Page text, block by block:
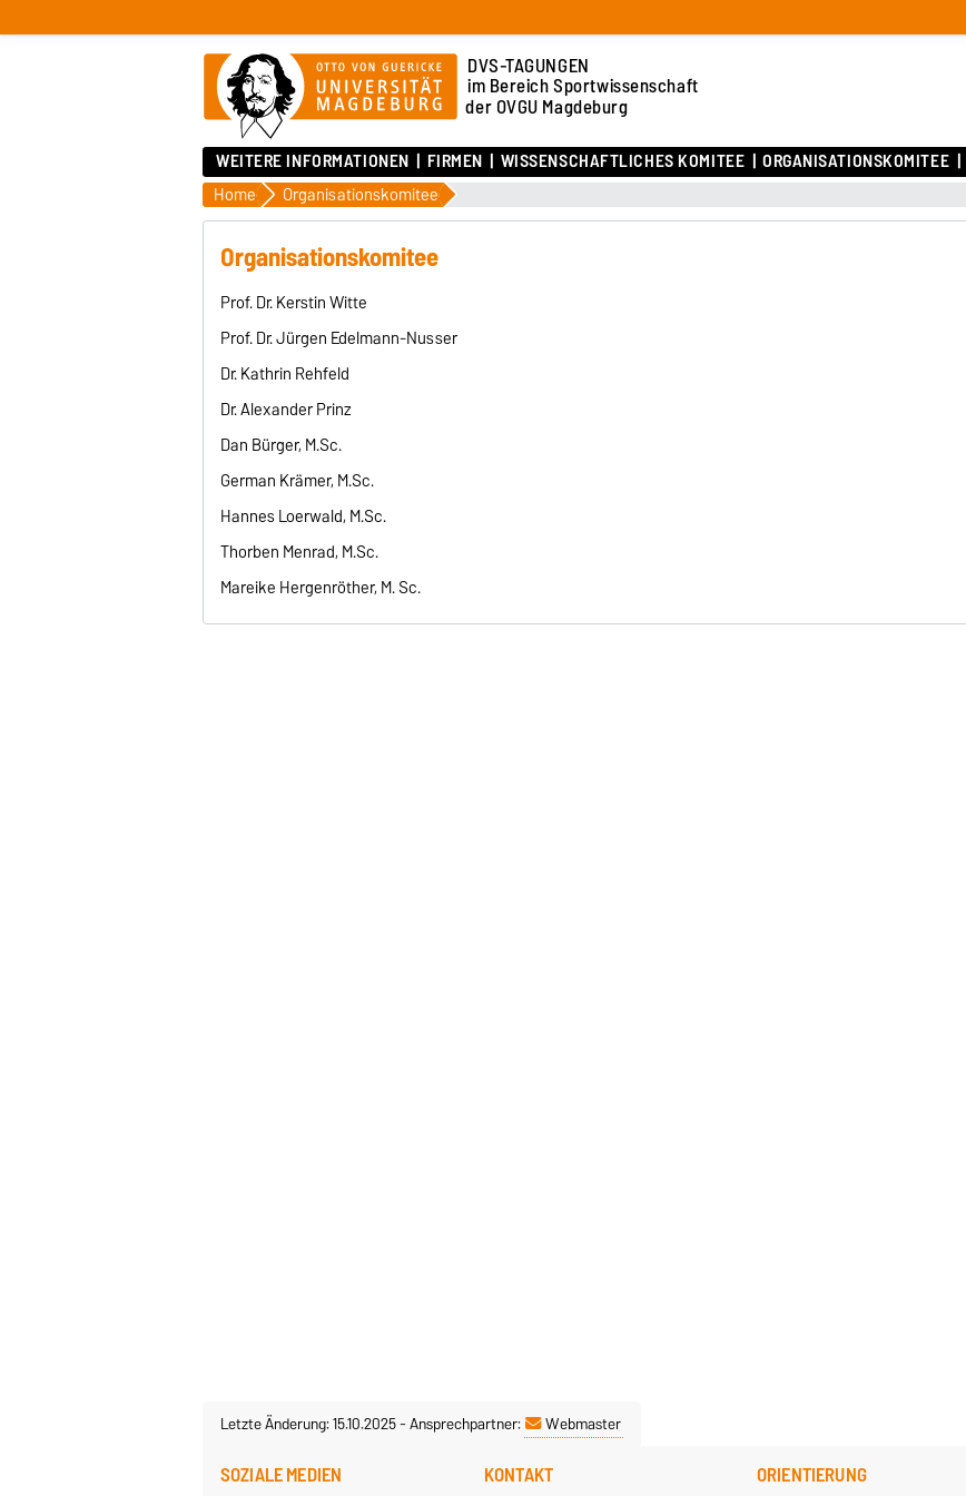
DVS-TAGUNGEN
im Bereich Sportwissenschaft
der OVGU Magdeburg
WEITERE INFORMATIONEN FIRMEN WISSENSCHAFTLICHES KOMITEE ORGANISATIONSKOMITEE
Home Organisationskomitee
Organisationskomitee
Prof. Dr. Kerstin Witte
Prof. Dr. Jürgen Edelmann-Nusser
Dr. Kathrin Rehfeld
Dr. Alexander Prinz
Dan Bürger, M.Sc.
German Krämer, M.Sc.
Hannes Loerwald, M.Sc.
Thorben Menrad, M.Sc.
Mareike Hergenröther, M. Sc.
Letzte Änderung: 15.10.2025-Ansprechpartner: Webmaster
SOZIALE MEDIEN KONTAKT ORIENTIERUNG